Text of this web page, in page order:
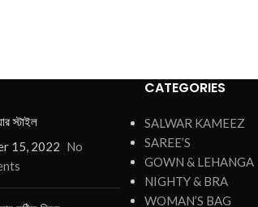
স্টাইল
15, 2022 No
CATEGORIES
SALWAR KAMEEZ
SAREE’S
GOWN & LEHANGA
NIGHTY & BRA
WOMAN’S BAG